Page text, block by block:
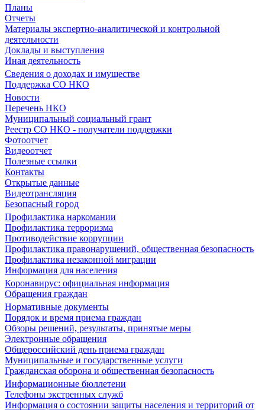
Планы
Отчеты
Материалы экспертно-аналитической и контрольной
деятельности
Доклады и выступления
Иная деятельность
Сведения о доходах и имуществе
Поддержка СО НКО
Новости
Перечень НКО
Муниципальный социальный грант
Реестр СО НКО - получатели поддержки
Фотоотчет
Видеоотчет
Полезные ссылки
Контакты
Открытые данные
Видеотрансляция
Безопасный город
Профилактика наркомании
Профилактика терроризма
Противодействие коррупции
Профилактика правонарушений, общественная безопасность
Профилактика незаконной миграции
Информация для населения
Коронавирус: официальная информация
Обращения граждан
Нормативные документы
Порядок и время приема граждан
Обзоры решений, результаты, принятые меры
Электронные обращения
Общероссийский день приема граждан
Муниципальные и государственные услуги
Гражданская оборона и общественная безопасность
Информационные бюллетени
Телефоны экстренных служб
Информация о состоянии защиты населения и территорий от